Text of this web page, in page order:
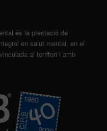
és la prestació de
en salut mental, en el
al territori i amb